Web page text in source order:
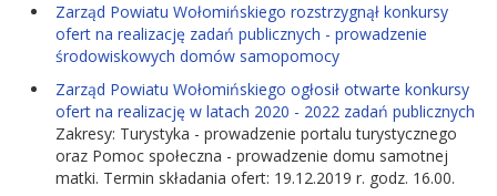
Zarząd Powiatu Wołomińskiego rozstrzygnął konkursy
ofert na realizację zadań publicznych - prowadzenie
środowiskowych domów samopomocy
Zarząd Powiatu Wołomińskiego ogłosił otwarte konkursy
ofert na realizację w latach 2020 - 2022 zadań publicznych
Zakresy: Turystyka - prowadzenie portalu turystycznego
oraz Pomoc społeczna - prowadzenie domu samotnej
matki. Termin składania ofert: 19.12.2019 r. godz. 16.00.